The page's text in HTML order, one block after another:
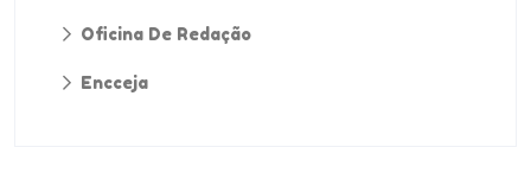
Oficina De Redação
Encceja